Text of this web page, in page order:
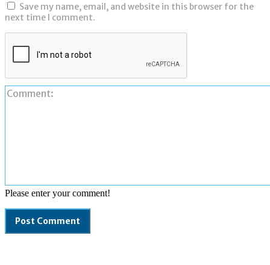
Please enter your comment!
Save my name, email, and website in this browser for the
next time I comment.